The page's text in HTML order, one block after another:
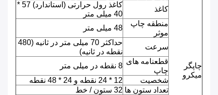
چاپگر
میکرو
کاغذ
کاغذ رول حرارتی (استاندارد) 57 *
40 میلی متر
منطقه چاپ
موثر
48 میلی متر
سرعت
حداکثر 70 میلی متر در ثانیه (480
نقطه در ثانیه)
قطعنامه های
چاپ
8 نقطه در میلی متر
شخصیت
12 * 24 نقطه و 24 * 48 نقطه
تعداد ستون ها 32 ستون / خط